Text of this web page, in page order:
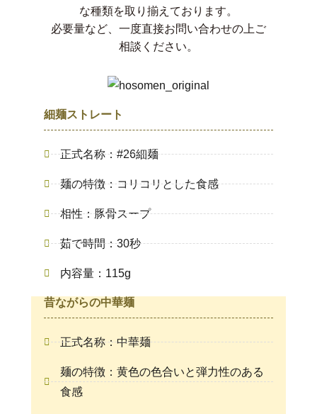
な種類を取り揃えております。
必要量など、一度直接お問い合わせの上ご
相談ください。
細麺ストレート
正式名称：#26細麺
麺の特徴：コリコリとした食感
相性：豚骨スープ
茹で時間：30秒
内容量：115g
昔ながらの中華麺
正式名称：中華麺
麺の特徴：黄色の色合いと弾力性のある
食感